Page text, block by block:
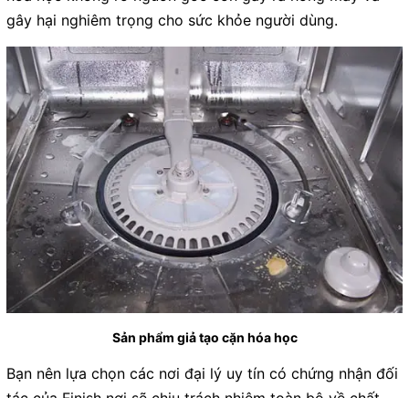
gây hại nghiêm trọng cho sức khỏe người dùng.
Sản phẩm giả tạo cặn hóa học
Bạn nên lựa chọn các nơi đại lý uy tín có chứng nhận đối